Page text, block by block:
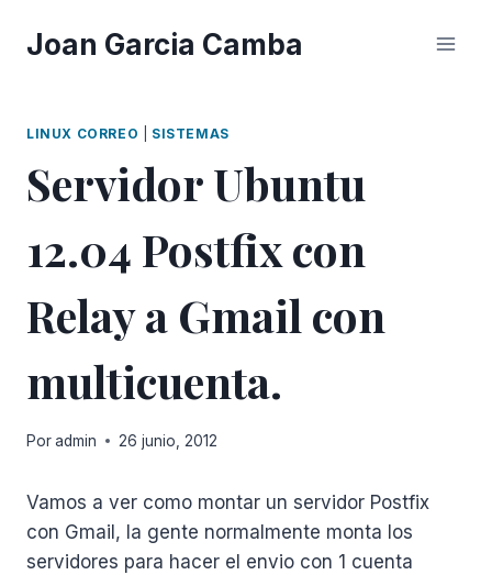
Joan Garcia Camba
LINUX CORREO SISTEMAS
Servidor Ubuntu
12.04 Postfix con
Relay a Gmail con
multicuenta.
Poradmin 26 junio, 2012
Vamos a ver como montar un servidor Postfix
con Gmail, la gente normalmente monta los
servidores para hacer el envio con 1 cuenta